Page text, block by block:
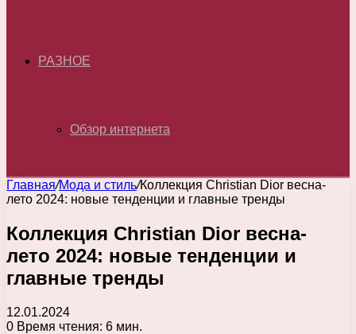
РАЗНОЕ
Обзор интернета
Главная/Мода и стиль/Коллекция Christian Dior весна-
лето 2024: новые тенденции и главные тренды
Коллекция Christian Dior весна-
лето 2024: новые тенденции и
главные тренды
12.01.2024
0 Время чтения: 6 мин.